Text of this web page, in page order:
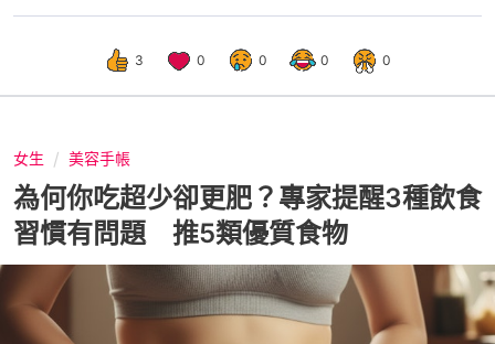
3 0 0 0 0
女生 美容手帳
為何你吃超少卻更肥？專家提醒3種飲食
習慣有問題 推5類優質食物